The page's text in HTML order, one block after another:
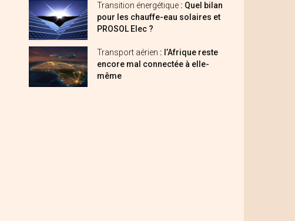
Transition énergétique : Quel bilan
pour les chauffe-eau solaires et
PROSOL Elec ?
Transport aérien : l’Afrique reste
encore mal connectée à elle-
même